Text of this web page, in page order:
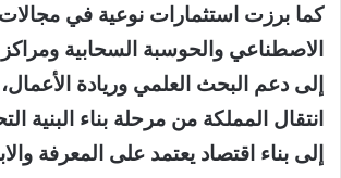
كما برزت استثمارات نوعية في مجالات
الاصطناعي والحوسبة السحابية ومراكز
إلى دعم البحث العلمي وريادة
انتقال المملكة من مرحلة بناء البنية
إلى بناء اقتصاد يعتمد على المعرفة